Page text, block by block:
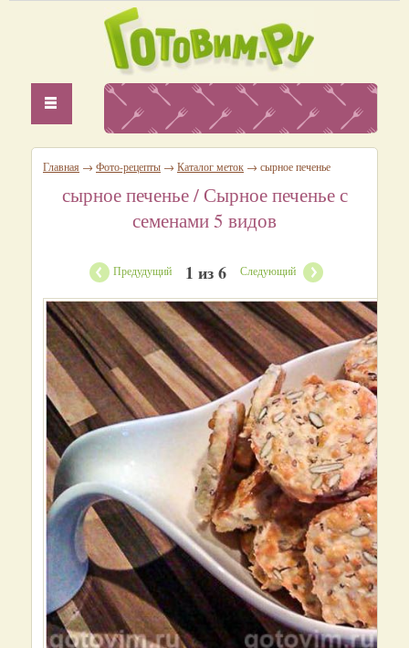
Главная → Фото-рецепты → Каталог меток → сырное печенье
сырное печенье/ Сырное печенье с
семенами 5 видов
Предудущий 1 из 6 Следующий